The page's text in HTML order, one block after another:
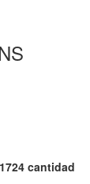
cantidad